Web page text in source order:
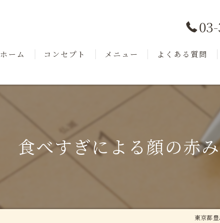
ホーム コンセプト メニュー よくある質問
食べすぎによる顔の赤
東京都